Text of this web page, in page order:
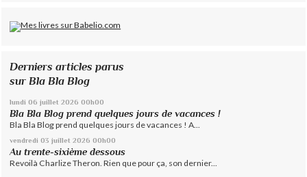
Derniers articles parus
sur Bla Bla Blog
lundi 06 juillet 2026 00h00
Bla Bla Blog prend quelques jours de vacances !
Bla Bla Blog prend quelques jours de vacances ! A...
vendredi 03 juillet 2026 00h00
Au trente-sixième dessous
Revoilà Charlize Theron. Rien que pour ça, son dernier...